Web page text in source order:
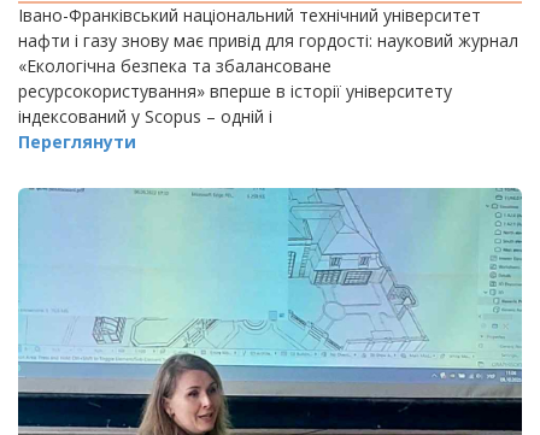
Івано-Франківський національний технічний університет
нафти і газу знову має привід для гордості: науковий журнал
«Екологічна безпека та збалансоване
ресурсокористування» вперше в історії університету
індексований у Scopus – одній і
Переглянути